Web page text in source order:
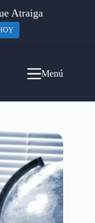
Menú
Atraiga